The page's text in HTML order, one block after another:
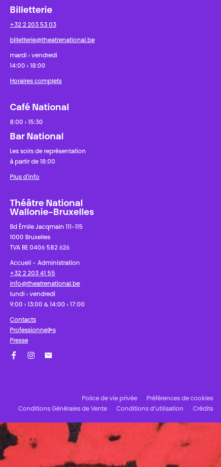
Billetterie
+32 2 203 53 03
billetterie@theatrenational.be
mardi › vendredi
14:00 › 18:00
Horaires complets
Café National
8:00 › 15:30
Bar National
Les soirs de représentation
à partir de 18:00
Plus d'info
Théâtre National
Wallonie-Bruxelles
Bd Émile Jacqmain 111-115
1000 Bruxelles
TVA BE 0406 582 626
Accueil - Administration
+32 2 203 41 55
info@theatrenational.be
lundi › vendredi
9:00 › 13:00 & 14:00 › 17:00
Contacts
Professionnel·les
Presse
Police de vie privée
Préférences de cookies
Conditions Générales de Vente
Conditions d’utilisation Crédits